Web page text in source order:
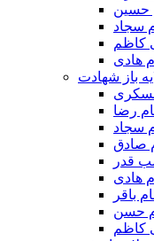
حسین
سجاد
کاظم
هادی
باز شهادت
رضا
سجاد
صادق
قدر
هادی
باقر
حسن
کاظم